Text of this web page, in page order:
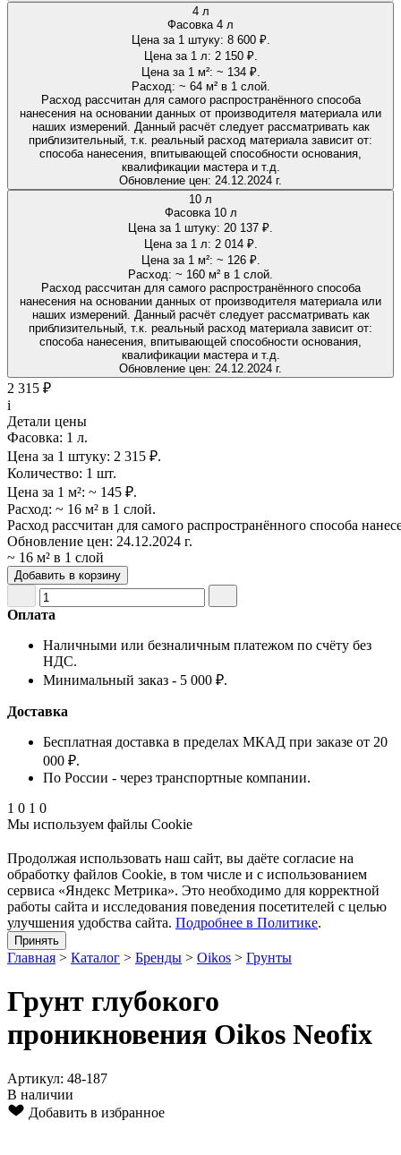
4 л
Фасовка 4 л
Цена за 1 штуку: 8 600 ₽.
Цена за 1 л: 2 150 ₽.
Цена за 1 м²: ~ 134 ₽.
Расход: ~ 64 м² в 1 слой.
Расход рассчитан для самого распространённого способа
нанесения на основании данных от производителя материала или
наших измерений. Данный расчёт следует рассматривать как
приблизительный, т.к. реальный расход материала зависит от:
способа нанесения, впитывающей способности основания,
квалификации мастера и т.д.
Обновление цен: 24.12.2024 г.
10 л
Фасовка 10 л
Цена за 1 штуку: 20 137 ₽.
Цена за 1 л: 2 014 ₽.
Цена за 1 м²: ~ 126 ₽.
Расход: ~ 160 м² в 1 слой.
Расход рассчитан для самого распространённого способа
нанесения на основании данных от производителя материала или
наших измерений. Данный расчёт следует рассматривать как
приблизительный, т.к. реальный расход материала зависит от:
способа нанесения, впитывающей способности основания,
квалификации мастера и т.д.
Обновление цен: 24.12.2024 г.
2 315 ₽
i
Детали цены
Фасовка: 1 л.
Цена за 1 штуку: 2 315 ₽.
Количество: 1 шт.
Цена за 1 м²: ~ 145 ₽.
Расход: ~ 16 м² в 1 слой.
Расход рассчитан для самого распространённого способа
Обновление цен: 24.12.2024 г.
~ 16 м² в 1 слой
Добавить в корзину
Оплата
Наличными или безналичным платежом по счёту без
НДС.
Минимальный заказ - 5 000 ₽.
Доставка
Бесплатная доставка в пределах МКАД при заказе от 20
000 ₽.
По России - через транспортные компании.
1 0 1 0
Мы используем файлы Cookie
Продолжая использовать наш cайт, вы даёте согласие на
обработку файлов Cookie, в том числе и с использованием
сервиса «Яндекс Метрика». Это необходимо для корректной
работы сайта и исследования поведения посетителей с целью
улучшения удобства сайта. Подробнее в Политике.
Принять
Главная > Каталог > Бренды > Oikos > Грунты
Грунт глубокого
проникновения Oikos Neofix
Артикул: 48-187
В наличии
Добавить в избранное